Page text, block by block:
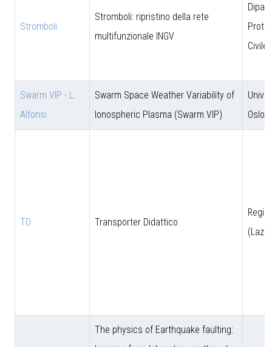
Stromboli
Stromboli: ripristino della rete
multifunzionale INGV
Civile
Swarm VIP - L.
Alfonsi
Swarm Space Weather Variability of
Ionospheric Plasma (Swarm VIP)
Oslo
TD Transporter Didattico
The physics of Earthquake faulting: